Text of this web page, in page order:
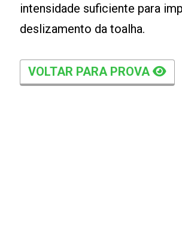
intensidade suficiente para
deslizamento da toalha.
VOLTAR PARA PROVA